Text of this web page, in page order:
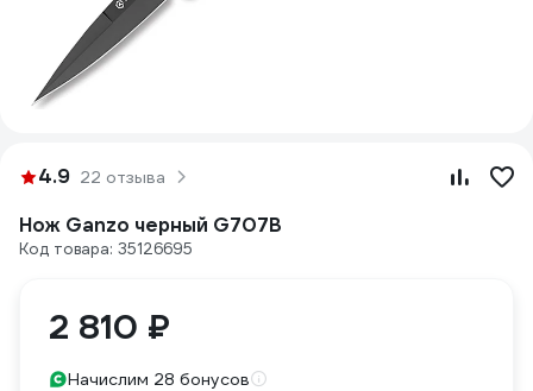
4.9 22 отзыва
Нож Ganzo черный G707B
Код товара: 35126695
2 810 ₽
Начислим 28 бонусов